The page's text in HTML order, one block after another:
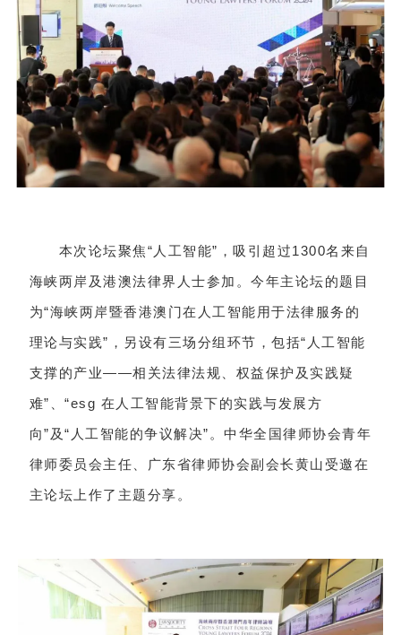
本次论坛聚焦“人工智能”，吸引超过1300名来自
海峡两岸及港澳法律界人士参加。今年主论坛的题目
为“海峡两岸暨香港澳门在人工智能用于法律服务的
理论与实践”，另设有三场分组环节，包括“人工智能
支撑的产业——相关法律法规、权益保护及实践疑
难”、“esg 在人工智能背景下的实践与发展方
向”及“人工智能的争议解决”。中华全国律师协会青年
律师委员会主任、广东省律师协会副会长黄山受邀在
主论坛上作了主题分享。